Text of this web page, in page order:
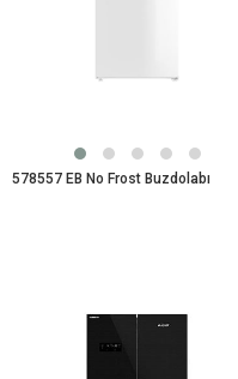
578557 EB No Frost Buzdolabı